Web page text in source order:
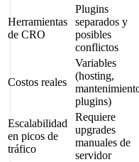
Herramientas
de CRO
Plugins
separados y
posibles
conflictos
Costos reales
Variables
(hosting,
plugins)
Escalabilidad
en picos de
tráfico
Requiere
upgrades
manuales de
servidor